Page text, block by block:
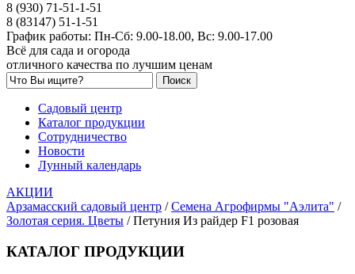
8 (930) 71-51-1-51
8 (83147) 51-1-51
График работы: Пн-Сб: 9.00-18.00, Вс: 9.00-17.00
Всё для сада и огорода
отличного качества по лучшим ценам
Садовый центр
Каталог продукции
Сотрудничество
Новости
Лунный календарь
АКЦИИ
Арзамасский садовый центр /Семена Агрофирмы "Аэлита" /
Золотая серия. Цветы /Петуния Из райдер F1 розовая
КАТАЛОГ ПРОДУКЦИИ